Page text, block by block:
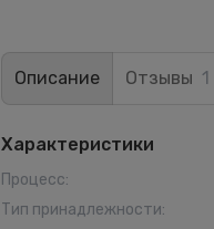
Описание Отзывы 1
Характеристики
Процесс:
Тип принадлежности: